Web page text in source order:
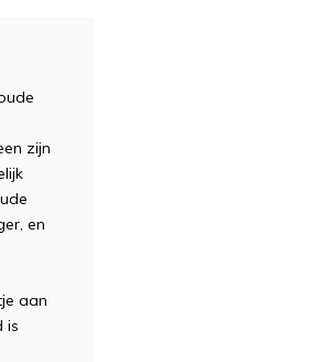
zijn
en
aan
is